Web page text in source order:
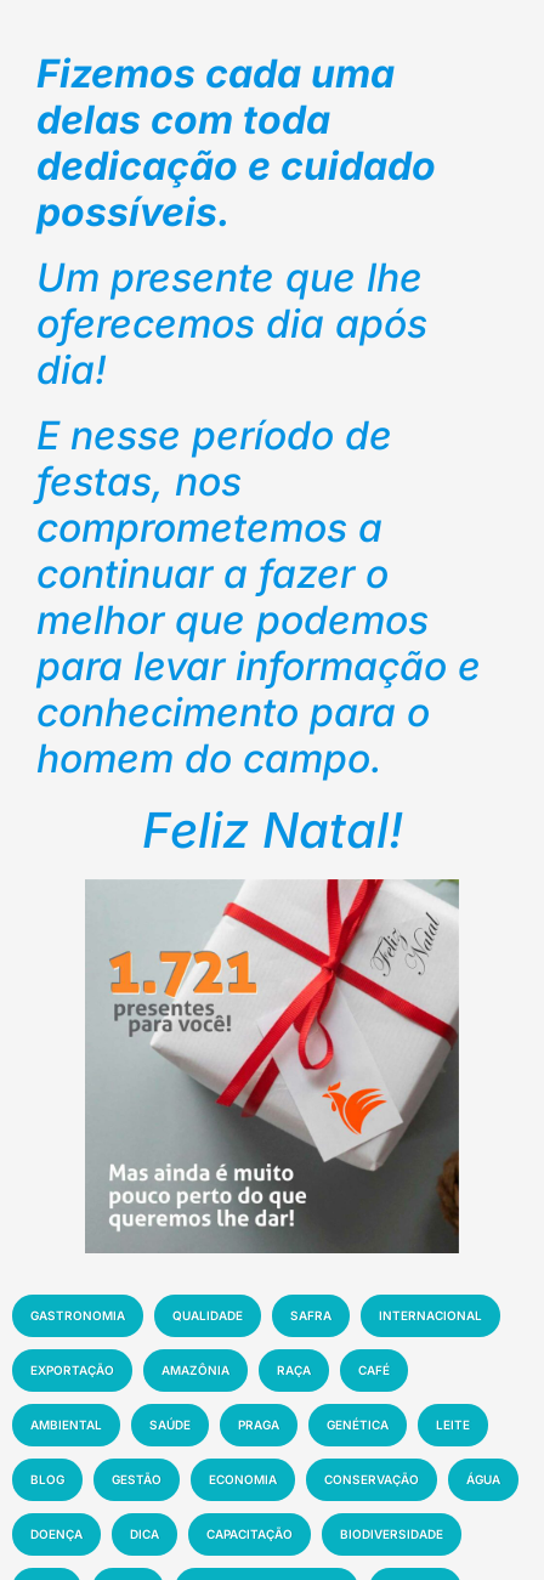
Fizemos cada uma
delas com toda
dedicação e cuidado
possíveis.
Um presente que lhe
oferecemos dia após
dia!
E nesse período de
festas, nos
comprometemos a
continuar a fazer o
melhor que podemos
para levar informação e
conhecimento para o
homem do campo.
Feliz Natal!
GASTRONOMIA QUALIDADE SAFRA INTERNACIONAL
EXPORTAÇÃO AMAZÔNIA RAÇA CAFÉ
AMBIENTAL SAÚDE PRAGA GENÉTICA LEITE
BLOG GESTÃO ECONOMIA CONSERVAÇÃO ÁGUA
DOENÇA DICA CAPACITAÇÃO BIODIVERSIDADE